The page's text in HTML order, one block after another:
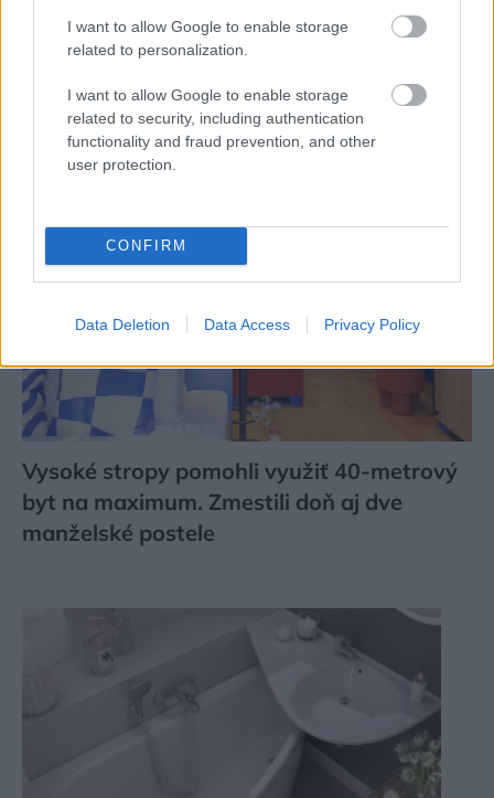
I want to allow Google to enable storage
related to personalization.
I want to allow Google to enable storage
related to security, including authentication
functionality and fraud prevention, and other
user protection.
CONFIRM
Data Deletion Data Access Privacy Policy
Žije pri lese, chová sliepky a uspáva ju
ktoré vyzerá ako malý raj
Vysoké stropy pomohli využiť 40-metrový
byt na maximum. Zmestili doň aj dve
manželské postele